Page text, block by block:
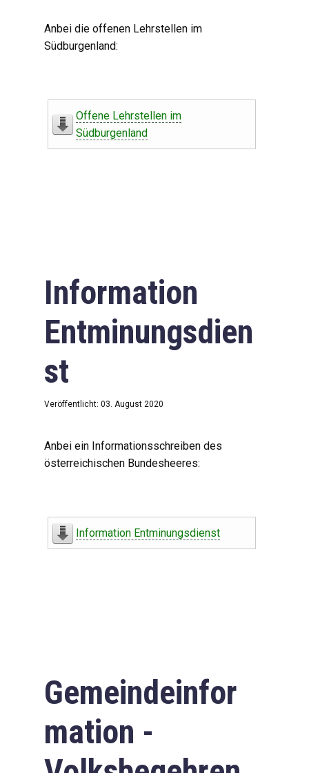
Anbei die offenen Lehrstellen im
Südburgenland:
Offene Lehrstellen im
Südburgenland
Information
Entminungsdien
st
Veröffentlicht: 03. August 2020
Anbei ein Informationsschreiben des
österreichischen Bundesheeres:
Information Entminungsdienst
Gemeindeinfor
mation -